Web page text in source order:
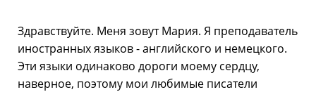
Здравствуйте. Меня зовут Мария. Я преподаватель
иностранных языков - английского и немецкого.
Эти языки одинаково дороги моему сердцу,
наверное, поэтому мои любимые писатели